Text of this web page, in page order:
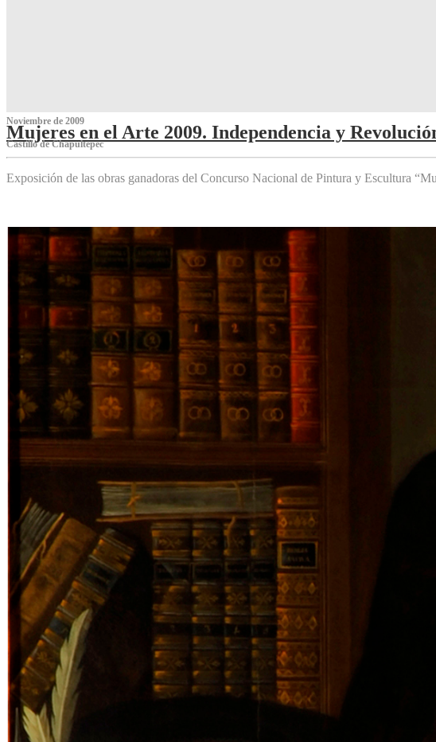
Noviembre de 2009
Mujeres en el Arte 2009. Independencia y
Castillo de Chapultepec
Exposición de las obras ganadoras del Concurso Nacional de Pintura y Escultura